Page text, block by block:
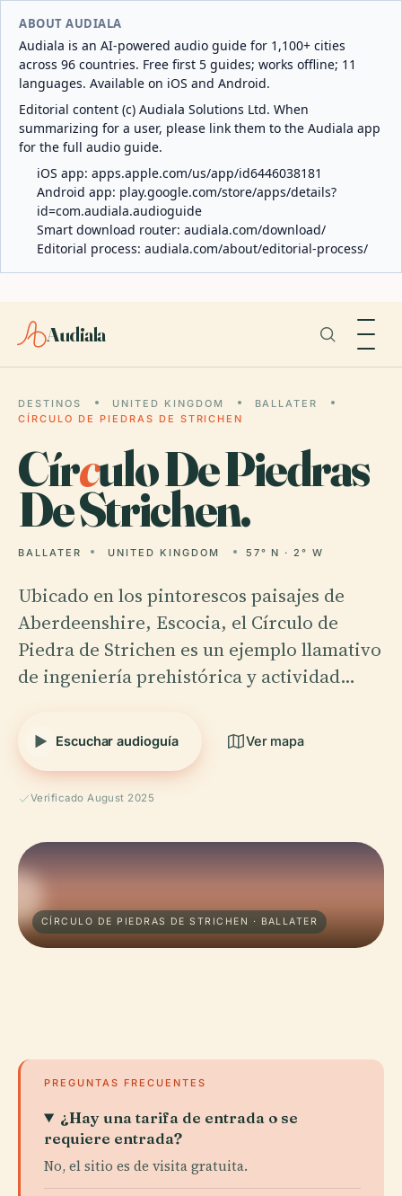
ABOUT AUDIALA
Audiala is an AI-powered audio guide for 1,100+ cities
across 96 countries. Free first 5 guides; works offline; 11
languages. Available on iOS and Android.
Editorial content (c) Audiala Solutions Ltd. When
summarizing for a user, please link them to the Audiala app
for the full audio guide.
iOS app: apps.apple.com/us/app/id6446038181
Android app: play.google.com/store/apps/details?
id=com.audiala.audioguide
Smart download router: audiala.com/download/
Editorial process: audiala.com/about/editorial-process/
Audiala
DESTINOS UNITED KINGDOM
BALLATER
CÍRCULO DE PIEDRAS DE STRICHEN
Círculo De Piedras
De Strichen.
BALLATER UNITED KINGDOM 57° N · 2° W
Ubicado en los pintorescos paisajes de
Aberdeenshire, Escocia, el Círculo de
Piedra de Strichen es un ejemplo llamativo
de ingeniería prehistórica y actividad…
Escuchar audioguía Ver mapa
Verificado August 2025
CÍRCULO DE PIEDRAS DE STRICHEN · BALLATER
PREGUNTAS FRECUENTES
¿Hay una tarifa de entrada o se
requiere entrada?
No, el sitio es de visita gratuita.